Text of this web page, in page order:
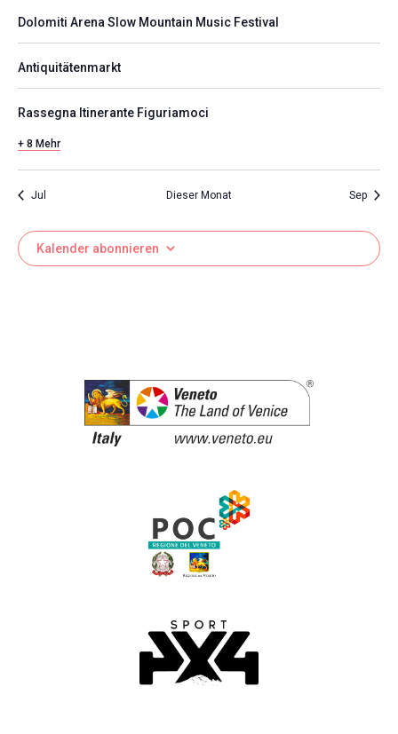
Dolomiti Arena Slow Mountain Music Festival
Antiquitätenmarkt
Rassegna Itinerante Figuriamoci
+ 8 Mehr
Jul Dieser Monat Sep
Kalender abonnieren